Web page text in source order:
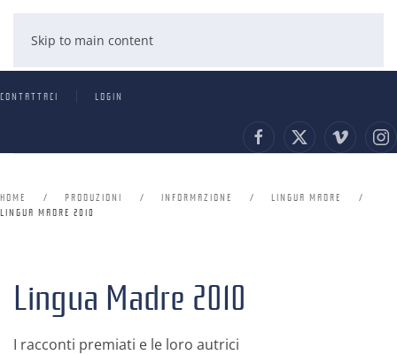
Skip to main content
CONTATTACI LOGIN
HOME PRODUZIONI INFORMAZIONE
LINGUA MADRE
LINGUA MADRE 2010
Lingua Madre 2010
I racconti premiati e le loro autrici